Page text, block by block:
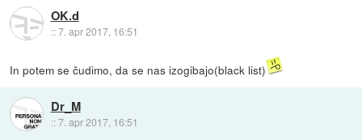
OK.d
::7. apr 2017, 16:51
In potem se čudimo, da se nas izogibajo(black list)
Dr_M
::7. apr 2017, 16:51